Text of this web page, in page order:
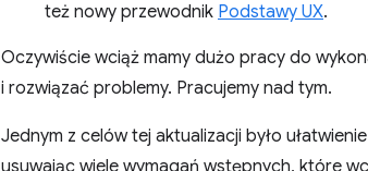
też nowy przewodnik Podstawy UX.
Oczywiście wciąż mamy dużo pracy do
i rozwiązać problemy. Pracujemy nad tym.
Jednym z celów tej aktualizacji było ułatwienie
usuwając wiele wymagań wstępnych, które